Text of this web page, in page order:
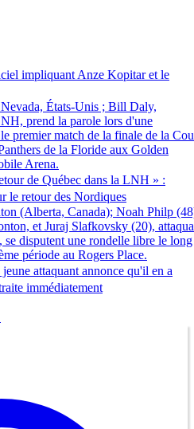
impliquant Anze Kopitar et le
de Québec dans la LNH » :
le retour des Nordiques
attaquant annonce qu'il en a
immédiatement